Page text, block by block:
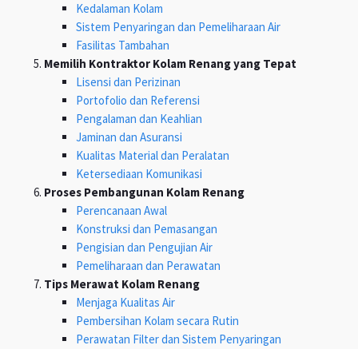
Kedalaman Kolam
Sistem Penyaringan dan Pemeliharaan Air
Fasilitas Tambahan
Memilih Kontraktor Kolam Renang yang Tepat
Lisensi dan Perizinan
Portofolio dan Referensi
Pengalaman dan Keahlian
Jaminan dan Asuransi
Kualitas Material dan Peralatan
Ketersediaan Komunikasi
Proses Pembangunan Kolam Renang
Perencanaan Awal
Konstruksi dan Pemasangan
Pengisian dan Pengujian Air
Pemeliharaan dan Perawatan
Tips Merawat Kolam Renang
Menjaga Kualitas Air
Pembersihan Kolam secara Rutin
Perawatan Filter dan Sistem Penyaringan